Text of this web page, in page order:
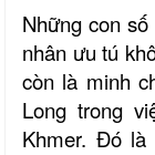
Những con
nhân ưu tú
còn là minh
Long trong
Khmer. Đó là